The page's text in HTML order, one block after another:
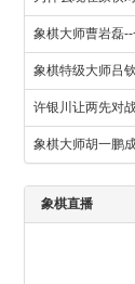
象棋大师曹岩磊--
象棋特级大师吕
许银川让两先对
象棋大师胡一鹏
象棋直播